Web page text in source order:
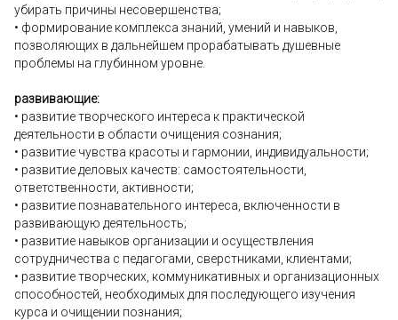
убирать причины несовершенства;
• формирование комплекса знаний, умений и навыков,
позволяющих в дальнейшем прорабатывать душевные
проблемы на глубинном уровне.
развивающие:
• развитие творческого интереса к практической
деятельности в области очищения сознания;
• развитие чувства красоты и гармонии, индивидуальности;
• развитие деловых качеств: самостоятельности,
ответственности, активности;
• развитие познавательного интереса, включенности в
развивающую деятельность;
• развитие навыков организации и осуществления
сотрудничества с педагогами, сверстниками, клиентами;
• развитие творческих, коммуникативных и организационных
способностей, необходимых для последующего изучения
курса и очищении познания;